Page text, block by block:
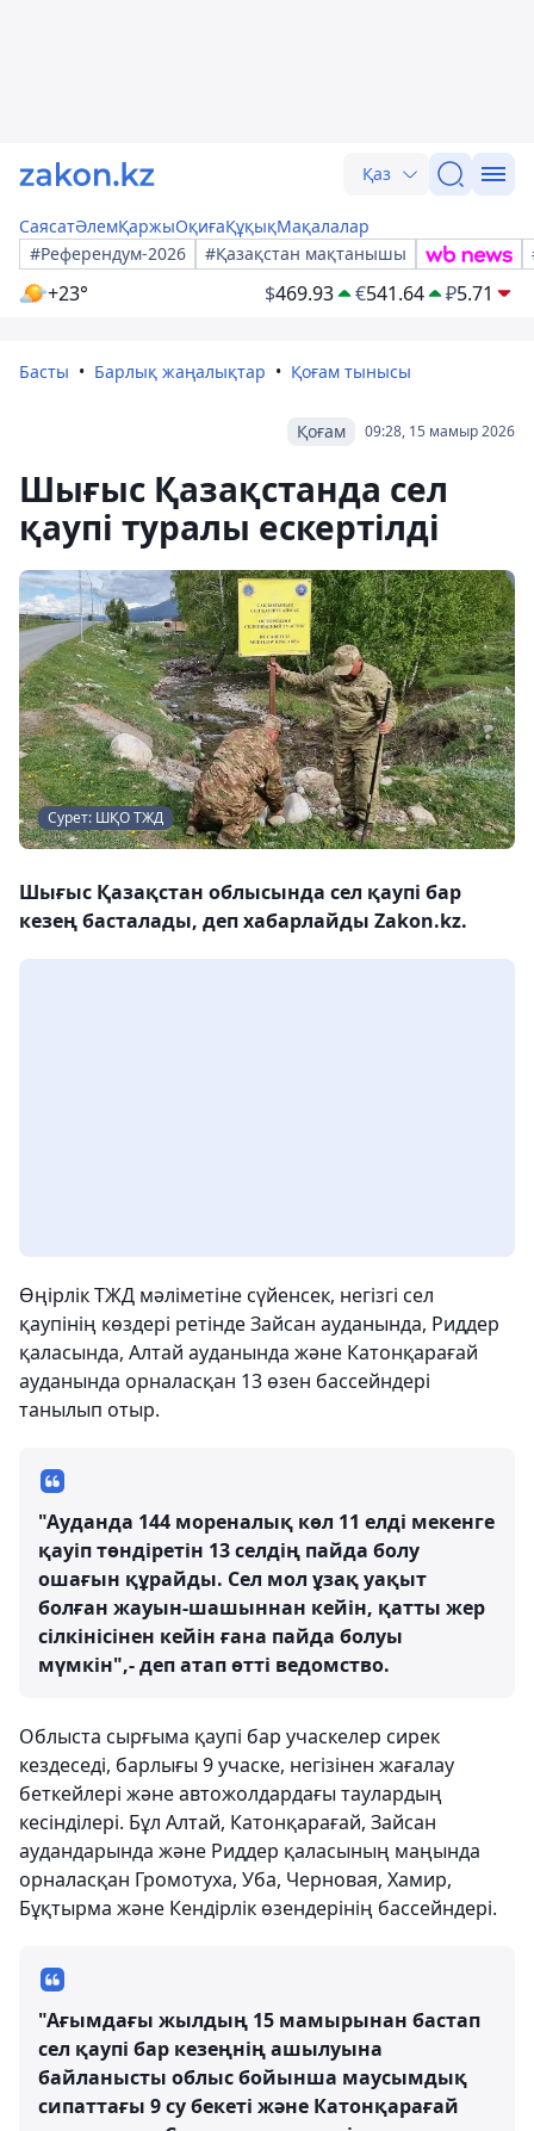
Қаз
СаясатӘлемҚаржыОқиғаҚұқықМақалалар
#Референдум-2026
#Қазақстан мақтанышы
+23° $469.93 €541.64 ₽5.71
Басты Барлық жаңалықтар Қоғам тынысы
09:28, 15 мамыр 2026
Қоғам
Шығыс Қазақстанда сел
қаупі туралы ескертілді
Сурет: ШҚО ТЖД
Шығыс Қазақстан облысында сел қаупі бар
кезең басталады, деп хабарлайды Zakon.kz.
Өңірлік ТЖД мәліметіне сүйенсек, негізгі сел
қаупінің көздері ретінде Зайсан ауданында, Риддер
қаласында, Алтай ауданында және Катонқарағай
ауданында орналасқан 13 өзен бассейндері
танылып отыр.
"Ауданда 144 мореналық көл 11 елді мекенге
қауіп төндіретін 13 селдің пайда болу
ошағын құрайды. Сел мол ұзақ уақыт
болған жауын-шашыннан кейін, қатты жер
сілкінісінен кейін ғана пайда болуы
мүмкін",- деп атап өтті ведомство.
Облыста сырғыма қаупі бар учаскелер сирек
кездеседі, барлығы 9 учаске, негізінен жағалау
беткейлері және автожолдардағы таулардың
кесінділері. Бұл Алтай, Катонқарағай, Зайсан
аудандарында және Риддер қаласының маңында
орналасқан Громотуха, Уба, Черновая, Хамир,
Бұқтырма және Кендірлік өзендерінің бассейндері.
"Ағымдағы жылдың 15 мамырынан бастап
сел қаупі бар кезеңнің ашылуына
байланысты облыс бойынша маусымдық
сипаттағы 9 су бекеті және Катонқарағай